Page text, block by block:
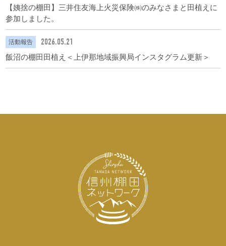
【姨捨の棚田】三井住友海上火災保険㈱のみなさまと田植えに
参加しました。
活動報告 2026.05.21
飯沼の棚田田植え＜上伊那地域振興局インスタグラム更新＞